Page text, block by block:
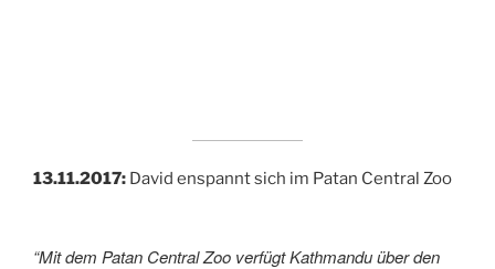
13.11.2017: David enspannt sich im Patan Central Zoo
“Mit dem Patan Central Zoo verfügt Kathmandu über den